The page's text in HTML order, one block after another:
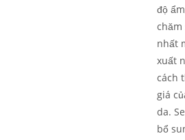
độ
chăm
nhất
xuất
cách
giá
da.
bổ